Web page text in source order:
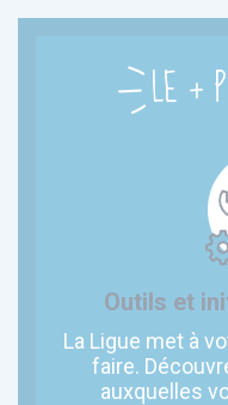
LE +
Outils et
La Ligue met à
faire.
auxquelles